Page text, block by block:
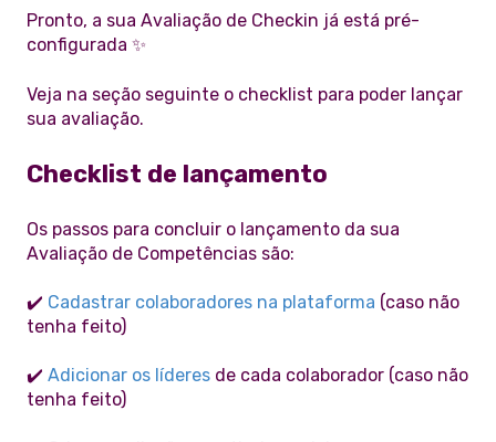
Pronto, a sua Avaliação de Checkin já está pré-
configurada ✨
Veja na seção seguinte o checklist para poder lançar
sua avaliação.
Checklist de lançamento
Os passos para concluir o lançamento da sua
Avaliação de Competências são:
✔️ Cadastrar colaboradores na plataforma (caso não
tenha feito)
✔️ Adicionar os líderes de cada colaborador (caso não
tenha feito)